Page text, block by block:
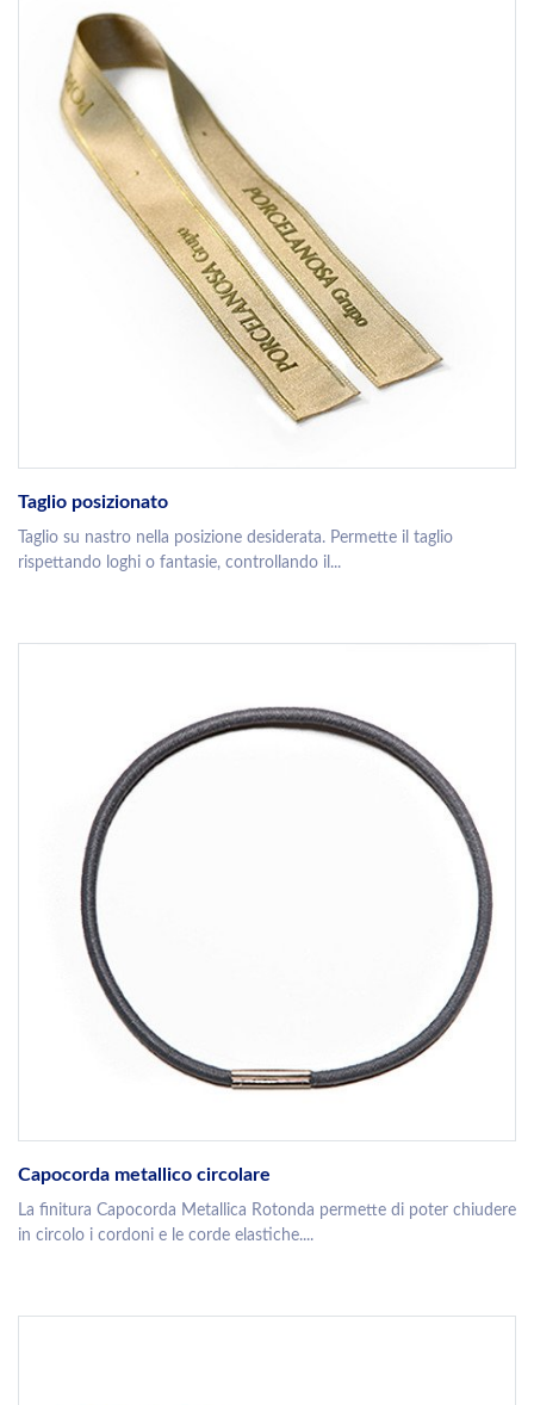
Taglio posizionato
Taglio su nastro nella posizione desiderata. Permette il taglio
rispettando loghi o fantasie, controllando il...
Capocorda metallico circolare
La finitura Capocorda Metallica Rotonda permette di poter chiudere
in circolo i cordoni e le corde elastiche....